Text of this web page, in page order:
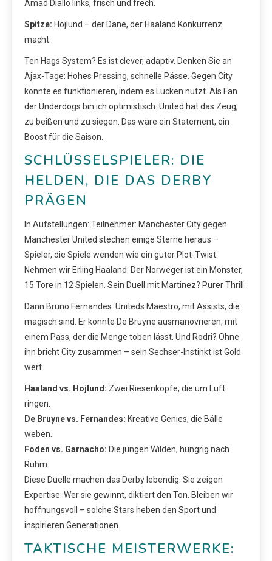
Amad Diallo links, frisch und frech.
Spitze: Hojlund – der Däne, der Haaland Konkurrenz
macht.
Ten Hags System? Es ist clever, adaptiv. Denken Sie an
Ajax-Tage: Hohes Pressing, schnelle Pässe. Gegen City
könnte es funktionieren, indem es Lücken nutzt. Als Fan
der Underdogs bin ich optimistisch: United hat das Zeug,
zu beißen und zu siegen. Das wäre ein Statement, ein
Boost für die Saison.
SCHLÜSSELSPIELER: DIE
HELDEN, DIE DAS DERBY
PRÄGEN
In Aufstellungen: Teilnehmer: Manchester City gegen
Manchester United stechen einige Sterne heraus –
Spieler, die Spiele wenden wie ein guter Plot-Twist.
Nehmen wir Erling Haaland: Der Norweger ist ein Monster,
15 Tore in 12 Spielen. Sein Duell mit Martinez? Purer Thrill.
Dann Bruno Fernandes: Uniteds Maestro, mit Assists, die
magisch sind. Er könnte De Bruyne ausmanövrieren, mit
einem Pass, der die Menge toben lässt. Und Rodri? Ohne
ihn bricht City zusammen – sein Sechser-Instinkt ist Gold
wert.
Haaland vs. Hojlund: Zwei Riesenköpfe, die um Luft
ringen.
De Bruyne vs. Fernandes: Kreative Genies, die Bälle
weben.
Foden vs. Garnacho: Die jungen Wilden, hungrig nach
Ruhm.
Diese Duelle machen das Derby lebendig. Sie zeigen
Expertise: Wer sie gewinnt, diktiert den Ton. Bleiben wir
hoffnungsvoll – solche Stars heben den Sport und
inspirieren Generationen.
TAKTISCHE MEISTERWERKE: